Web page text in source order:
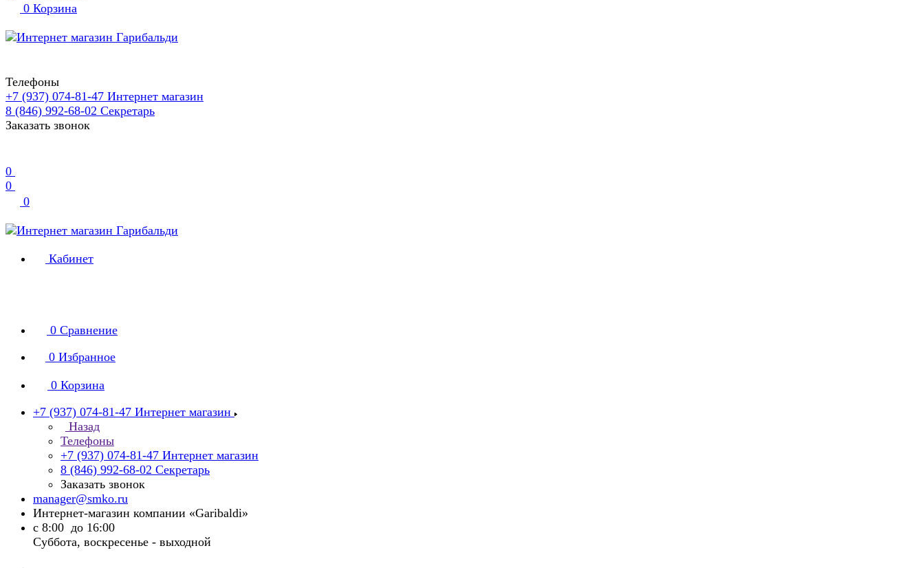
0 Корзина
Телефоны
+7 (937) 074-81-47 Интернет магазин
8 (846) 992-68-02 Секретарь
Заказать звонок
0
0
0
Кабинет
0 Сравнение
0 Избранное
0 Корзина
+7 (937) 074-81-47 Интернет магазин
Назад
Телефоны
+7 (937) 074-81-47 Интернет магазин
8 (846) 992-68-02 Секретарь
Заказать звонок
manager@smko.ru
Интернет-магазин компании «Garibaldi»
с 8:00 до 16:00
Суббота, воскресенье - выходной